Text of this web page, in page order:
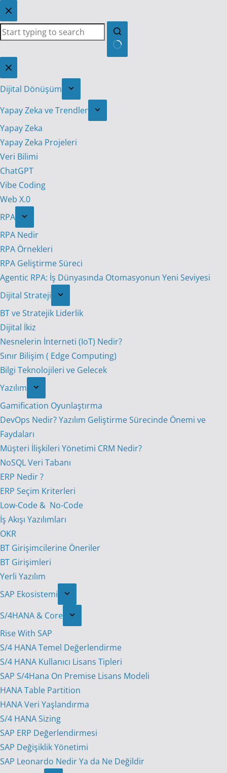
Skip
to
content
No
results
Dijital Dönüşüm
Yapay Zeka ve Trendler
Yapay Zeka
Yapay Zeka Projeleri
Veri Bilimi
ChatGPT
Vibe Coding
Web X.0
RPA
RPA Nedir
RPA Örnekleri
RPA Geliştirme Süreci
Agentic RPA: İş Dünyasında Otomasyonun Yeni Seviyesi
Dijital Strateji
BT ve Stratejik Liderlik
Dijital İkiz
Nesnelerin İnterneti (IoT) Nedir?
Sınır Bilişim ( Edge Computing)
Bilgi Teknolojileri ve Gelecek
Yazılım
Gamification Oyunlaştırma
DevOps Nedir? Yazılım Geliştirme Sürecinde Önemi ve
Faydaları
Müşteri İlişkileri Yönetimi CRM Nedir?
NoSQL Veri Tabanı
ERP Nedir ?
ERP Seçim Kriterleri
Low-Code & No-Code
İş Akışı Yazılımları
OKR
BT Girişimcilerine Öneriler
BT Girişimleri
Yerli Yazılım
SAP Ekosistemi
S/4HANA & Core
Rise With SAP
S/4 HANA Temel Değerlendirme
S/4 HANA Kullanıcı Lisans Tipleri
SAP S/4Hana On Premise Lisans Modeli
HANA Table Partition
HANA Veri Yaşlandırma
S/4 HANA Sizing
SAP ERP Değerlendirmesi
SAP Değişiklik Yönetimi
SAP Leonardo Nedir Ya da Ne Değildir